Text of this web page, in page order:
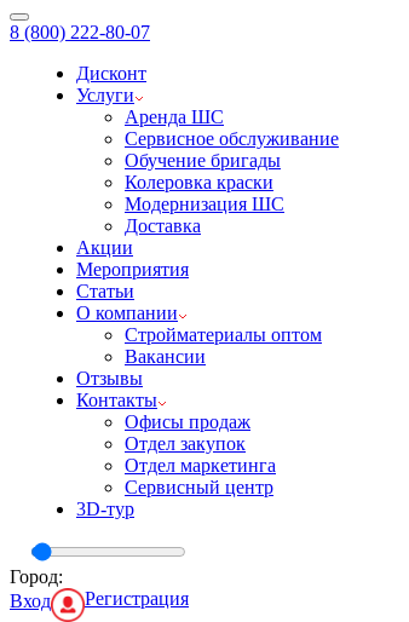
8 (800) 222-80-07
Дисконт
Услуги
Аренда ШС
Сервисное обслуживание
Обучение бригады
Колеровка краски
Модернизация ШС
Доставка
Акции
Мероприятия
Статьи
О компании
Стройматериалы оптом
Вакансии
Отзывы
Контакты
Офисы продаж
Отдел закупок
Отдел маркетинга
Сервисный центр
3D-тур
Город:
Вход
Регистрация